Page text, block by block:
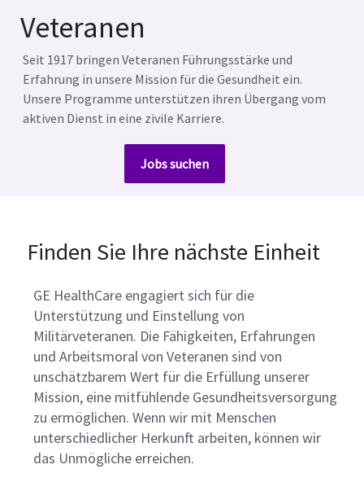
Veteranen
Seit 1917 bringen Veteranen Führungsstärke und
Erfahrung in unsere Mission für die Gesundheit ein.
Unsere Programme unterstützen ihren Übergang vom
aktiven Dienst in eine zivile Karriere.
Jobs suchen
Finden Sie Ihre nächste Einheit
GE HealthCare engagiert sich für die
Unterstützung und Einstellung von
Militärveteranen. Die Fähigkeiten, Erfahrungen
und Arbeitsmoral von Veteranen sind von
unschätzbarem Wert für die Erfüllung unserer
Mission, eine mitfühlende Gesundheitsversorgung
zu ermöglichen. Wenn wir mit Menschen
unterschiedlicher Herkunft arbeiten, können wir
das Unmögliche erreichen.